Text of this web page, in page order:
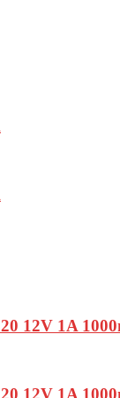
12V 1A